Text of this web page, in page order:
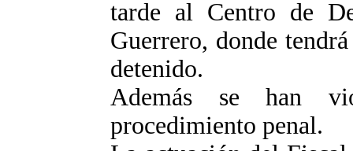
tarde al Centro de
Guerrero, donde
detenido.
Además se han
procedimiento penal.